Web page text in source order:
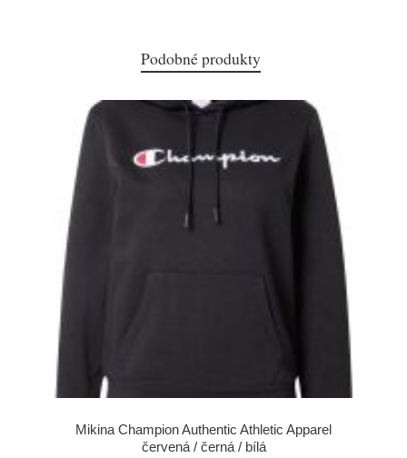
Podobné produkty
Mikina Champion Authentic Athletic Apparel
červená / černá / bílá